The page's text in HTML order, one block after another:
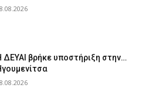
ΔΕΥΑΙ βρήκε υποστήριξη στην…